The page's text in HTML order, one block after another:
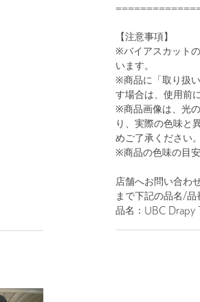
【注意事項】
※バイアスカット
います。
※商品に「取り扱
す場合は、使用前
※商品画像は、光
り、実際の色味と
めご了承ください。
※商品の色味の目
店舗へお問い合わ
まで下記の品名/品
品名：UBC Drapy